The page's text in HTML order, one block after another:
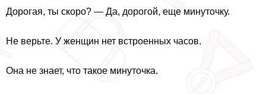
Дорогая, ты скоро? — Да, дорогой, еще минуточку.
Не верьте. У женщин нет встроенных часов.
Она не знает, что такое минуточка.